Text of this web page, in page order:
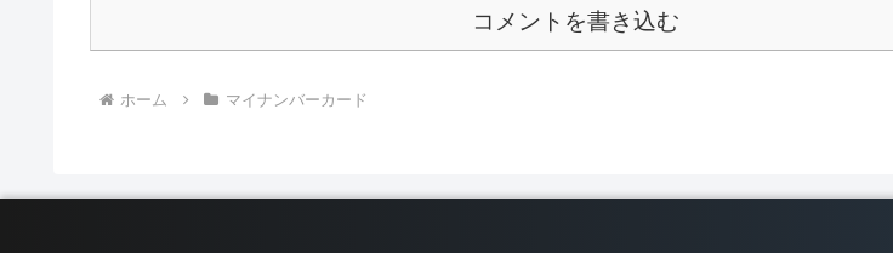
コメントを書き込む
ホーム マイナンバーカード